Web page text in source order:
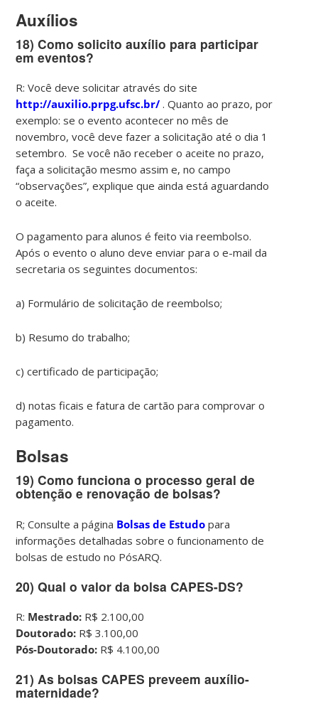
Auxílios
18) Como solicito auxílio para participar
em eventos?
R: Você deve solicitar através do site
http://auxilio.prpg.ufsc.br/ . Quanto ao prazo, por
exemplo: se o evento acontecer no mês de
novembro, você deve fazer a solicitação até o dia 1
setembro. Se você não receber o aceite no prazo,
faça a solicitação mesmo assim e, no campo
“observações”, explique que ainda está aguardando
o aceite.
O pagamento para alunos é feito via reembolso.
Após o evento o aluno deve enviar para o e-mail da
secretaria os seguintes documentos:
a) Formulário de solicitação de reembolso;
b) Resumo do trabalho;
c) certificado de participação;
d) notas ficais e fatura de cartão para comprovar o
pagamento.
Bolsas
19) Como funciona o processo geral de
obtenção e renovação de bolsas?
R; Consulte a página Bolsas de Estudo para
informações detalhadas sobre o funcionamento de
bolsas de estudo no PósARQ.
20) Qual o valor da bolsa CAPES-DS?
R: Mestrado: R$ 2.100,00
Doutorado: R$ 3.100,00
Pós-Doutorado: R$ 4.100,00
21) As bolsas CAPES preveem auxílio-
maternidade?